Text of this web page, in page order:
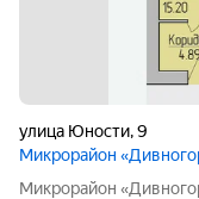
улица Юности,9
Микрорайон
Микрорайон «Дивногорский» это готовые